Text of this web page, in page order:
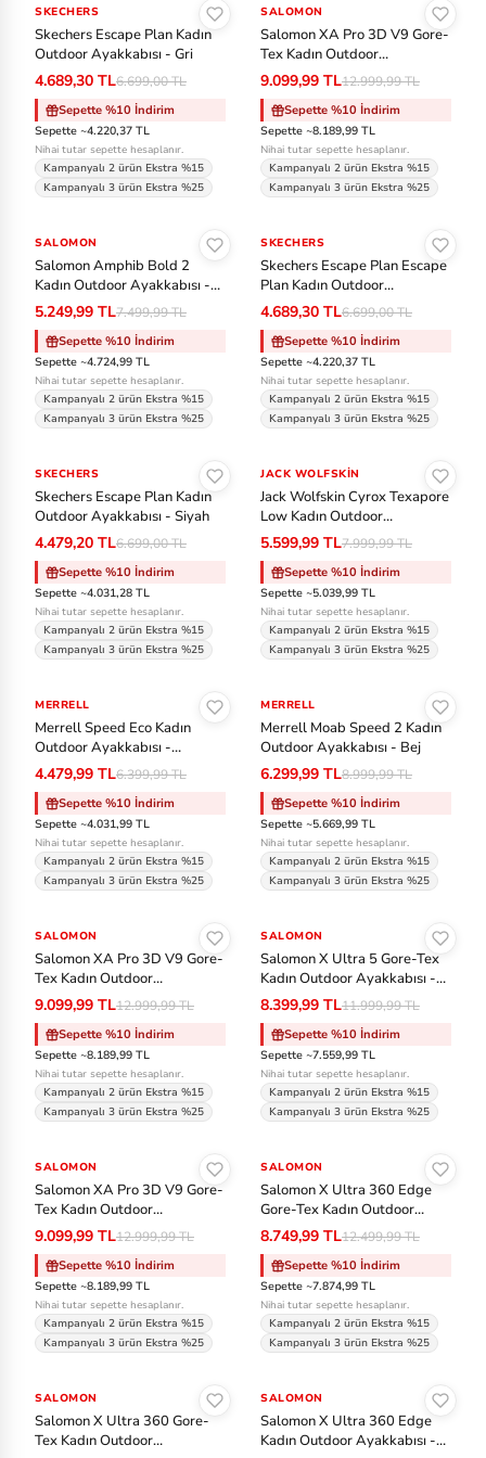
Tenis
Voleybol
ok
s
C
as
io
o
nv
er
se
Cr
oc
D
C
Ea
st
pa
k
Fa
bc
e
Ja
ck
ol
fs
ki
n
Ja
ns
p
La
st
e
er
re
-%30
SKECHERS
Skechers Escape Plan Kadın
Outdoor Ayakkabısı - Gri
4.689,30 TL6.699,00 TL
Sepette %10 İndirim
Sepette ~4.220,37 TL
Nihai tutar sepette hesaplanır.
Kampanyalı 2 ürün Ekstra %15
Kampanyalı 3 ürün Ekstra %25
-%30
SALOMON
Salomon XA Pro 3D V9 Gore-
Tex Kadın Outdoor
Ayakkabısı - Siyah-Siyah
9.099,99 TL12.999,99 TL
Sepette %10 İndirim
Sepette ~8.189,99 TL
Nihai tutar sepette hesaplanır.
Kampanyalı 2 ürün Ekstra %15
Kampanyalı 3 ürün Ekstra %25
-%30
SALOMON
Salomon Amphib Bold 2
Kadın Outdoor Ayakkabısı -
Krem-Gri
5.249,99 TL7.499,99 TL
Sepette %10 İndirim
Sepette ~4.724,99 TL
Nihai tutar sepette hesaplanır.
Kampanyalı 2 ürün Ekstra %15
Kampanyalı 3 ürün Ekstra %25
-%30
SKECHERS
Skechers Escape Plan Escape
Plan Kadın Outdoor
Ayakkabısı - Gri
4.689,30 TL6.699,00 TL
Sepette %10 İndirim
Sepette ~4.220,37 TL
Nihai tutar sepette hesaplanır.
Kampanyalı 2 ürün Ekstra %15
Kampanyalı 3 ürün Ekstra %25
-%33
SKECHERS
Skechers Escape Plan Kadın
Outdoor Ayakkabısı - Siyah
4.479,20 TL6.699,00 TL
Sepette %10 İndirim
Sepette ~4.031,28 TL
Nihai tutar sepette hesaplanır.
Kampanyalı 2 ürün Ekstra %15
Kampanyalı 3 ürün Ekstra %25
-%30
JACK WOLFSKIN
Jack Wolfskin Cyrox Texapore
Low Kadın Outdoor
Ayakkabısı - Gri
5.599,99 TL7.999,99 TL
Sepette %10 İndirim
Sepette ~5.039,99 TL
Nihai tutar sepette hesaplanır.
Kampanyalı 2 ürün Ekstra %15
Kampanyalı 3 ürün Ekstra %25
-%30
MERRELL
Merrell Speed Eco Kadın
Outdoor Ayakkabısı -
Antrasit
4.479,99 TL6.399,99 TL
Sepette %10 İndirim
Sepette ~4.031,99 TL
Nihai tutar sepette hesaplanır.
Kampanyalı 2 ürün Ekstra %15
Kampanyalı 3 ürün Ekstra %25
-%30
MERRELL
Merrell Moab Speed 2 Kadın
Outdoor Ayakkabısı - Bej
6.299,99 TL8.999,99 TL
Sepette %10 İndirim
Sepette ~5.669,99 TL
Nihai tutar sepette hesaplanır.
Kampanyalı 2 ürün Ekstra %15
Kampanyalı 3 ürün Ekstra %25
-%30
SALOMON
Salomon XA Pro 3D V9 Gore-
Tex Kadın Outdoor
Ayakkabısı - Siyah-Çok
Renkli
9.099,99 TL12.999,99 TL
Sepette %10 İndirim
Sepette ~8.189,99 TL
Nihai tutar sepette hesaplanır.
Kampanyalı 2 ürün Ekstra %15
Kampanyalı 3 ürün Ekstra %25
-%30
SALOMON
Salomon X Ultra 5 Gore-Tex
Kadın Outdoor Ayakkabısı -
Çok Renkli
8.399,99 TL11.999,99 TL
Sepette %10 İndirim
Sepette ~7.559,99 TL
Nihai tutar sepette hesaplanır.
Kampanyalı 2 ürün Ekstra %15
Kampanyalı 3 ürün Ekstra %25
-%30
SALOMON
Salomon XA Pro 3D V9 Gore-
Tex Kadın Outdoor
Ayakkabısı - Çok Renkli
9.099,99 TL12.999,99 TL
Sepette %10 İndirim
Sepette ~8.189,99 TL
Nihai tutar sepette hesaplanır.
Kampanyalı 2 ürün Ekstra %15
Kampanyalı 3 ürün Ekstra %25
-%30
SALOMON
Salomon X Ultra 360 Edge
Gore-Tex Kadın Outdoor
Ayakkabısı - Çok Renkli
8.749,99 TL12.499,99 TL
Sepette %10 İndirim
Sepette ~7.874,99 TL
Nihai tutar sepette hesaplanır.
Kampanyalı 2 ürün Ekstra %15
Kampanyalı 3 ürün Ekstra %25
-%30
SALOMON
Salomon X Ultra 360 Gore-
Tex Kadın Outdoor
-%20
SALOMON
Salomon X Ultra 360 Edge
Kadın Outdoor Ayakkabısı -